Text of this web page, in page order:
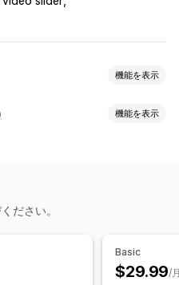
機能を表示
モバイル対応
機能を表示
ださい。
Basic
$29.99/